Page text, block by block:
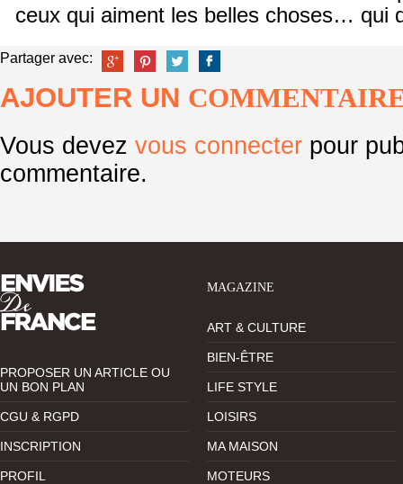
ceux qui aiment les belles choses… qui
Partager avec:
AJOUTER UN
Vous devez vous connecter pour
commentaire.
PROPOSER UN ARTICLE OU
UN BON PLAN
CGU & RGPD
INSCRIPTION
PROFIL
MAGAZINE
ART & CULTURE
BIEN-ÊTRE
LIFE STYLE
LOISIRS
MA MAISON
MOTEURS